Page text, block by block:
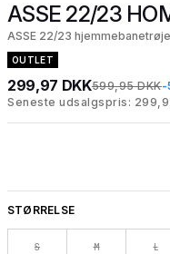
ASSE 22/23
ASSE 22/23 hjemmebanetrøje
OUTLET
299,97 DKK599,95 DKK-
Seneste udsalgspris:
STØRRELSE
S M L